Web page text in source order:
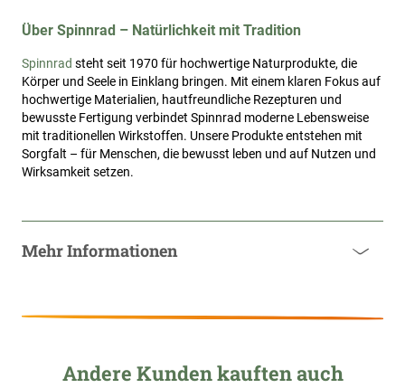
Über Spinnrad – Natürlichkeit mit Tradition
Spinnrad steht seit 1970 für hochwertige Naturprodukte, die
Körper und Seele in Einklang bringen. Mit einem klaren Fokus auf
hochwertige Materialien, hautfreundliche Rezepturen und
bewusste Fertigung verbindet Spinnrad moderne Lebensweise
mit traditionellen Wirkstoffen. Unsere Produkte entstehen mit
Sorgfalt – für Menschen, die bewusst leben und auf Nutzen und
Wirksamkeit setzen.
Mehr Informationen
Andere Kunden kauften auch